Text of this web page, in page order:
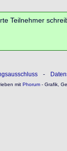
Teilnehmer
-
mitPhorum- Grafik,